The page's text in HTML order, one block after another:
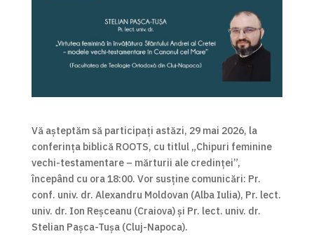
Vă așteptăm să participați astăzi, 29 mai 2026, la
conferința biblică ROOTS, cu titlul „Chipuri feminine
vechi-testamentare – mărturii ale credinței”,
începând cu ora 18:00. Vor susține comunicări: Pr.
conf. univ. dr. Alexandru Moldovan (Alba Iulia), Pr. lect.
univ. dr. Ion Reșceanu (Craiova) și Pr. lect. univ. dr.
Stelian Pașca-Tușa (Cluj-Napoca).